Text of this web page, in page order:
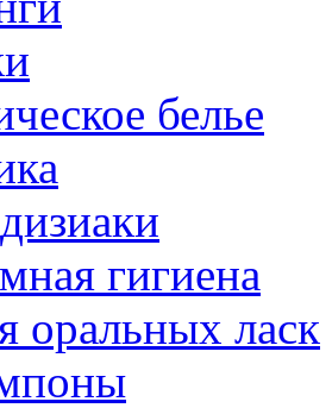
белье
гигиена
оральных ласк